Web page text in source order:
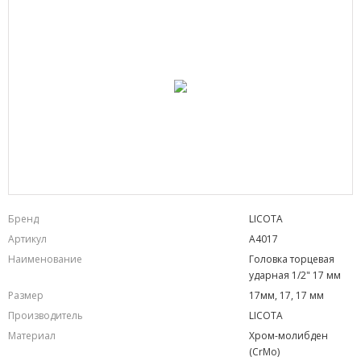
Бренд
LICOTA
Артикул
A4017
Наименование
Головка торцевая
ударная 1/2" 17 мм
Размер
17мм, 17, 17 мм
Производитель
LICOTA
Материал
Хром-молибден
(CrMo)